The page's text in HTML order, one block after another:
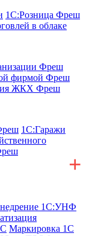
1С:Розница Фреш
в облаке
Фреш
фирмой Фреш
ЖКХ Фреш
1С:Гаражи
1С:УНФ
Маркировка 1С